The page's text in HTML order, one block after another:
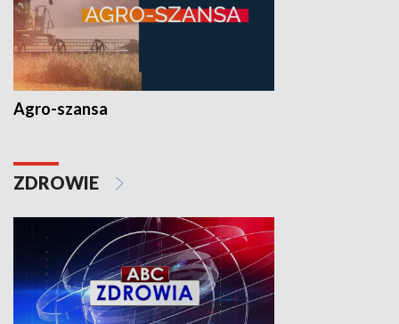
Agro-szansa
ZDROWIE